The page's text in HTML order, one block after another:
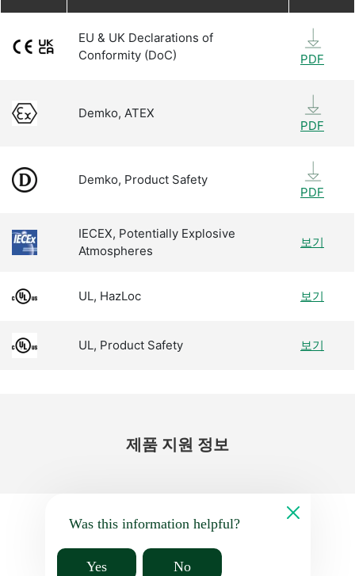
EU & UK Declarations of
Conformity (DoC)
PDF
Demko, ATEX
PDF
Demko, Product Safety
PDF
IECEX, Potentially Explosive
Atmospheres
보기
UL, HazLoc 보기
UL, Product Safety 보기
제품 지원 정보
Was this information helpful?
Yes No